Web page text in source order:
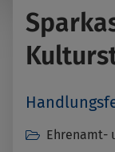
Ehrenamt-